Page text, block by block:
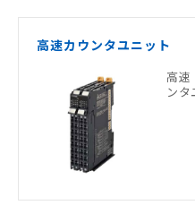
高速カウンタユニット
高速
ンタ